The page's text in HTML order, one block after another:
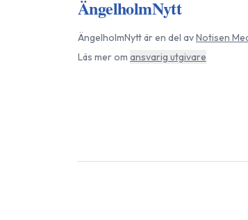
ÄngelholmNytt
ÄngelholmNyttär en del avNotisen
Läs mer om ansvarig utgivare